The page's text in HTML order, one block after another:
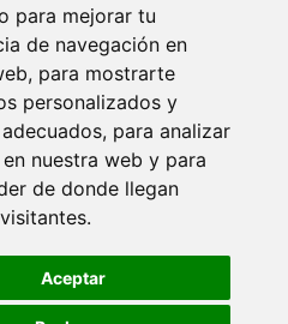
para mejorar tu
de navegación en
para mostrarte
personalizados y
para analizar
nuestra web y para
de donde llegan
Aceptar